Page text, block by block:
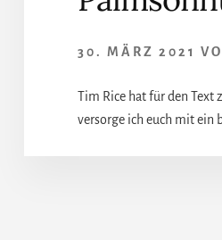
30. MÄRZ 2021
Tim Rice hat für den Text
versorge ich euch mit ein